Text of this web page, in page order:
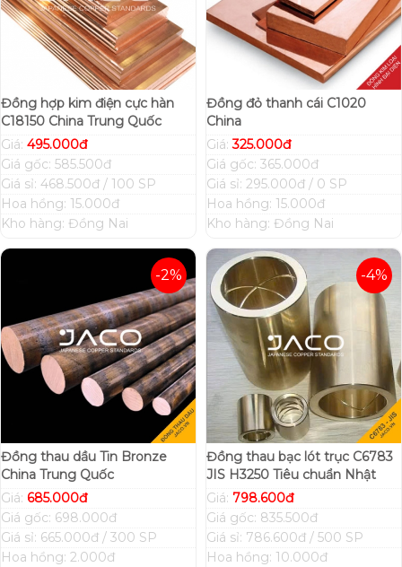
Đồng hợp kim điện cực hàn
C18150 China Trung Quốc
Giá: 495.000đ
Giá gốc: 585.500đ
Giá sỉ: 468.500đ / 100 SP
Hoa hồng: 15.000đ
Kho hàng: Đồng Nai
Đồng đỏ thanh cái C1020
China
Giá:325.000đ
Giá gốc: 365.000đ
Giá sỉ: 295.000đ / 0 SP
Hoa hồng: 15.000đ
Kho hàng: Đồng Nai
-2%
Đồng thau dầu Tin Bronze
China Trung Quốc
Giá: 685.000đ
Giá gốc: 698.000đ
Giá sỉ: 665.000đ / 300 SP
Hoa hồng: 2.000đ
-4%
Đồng thau bạc lót trục C6783
JIS H3250 Tiêu chuẩn Nhật
Giá: 798.600đ
Giá gốc: 835.500đ
Giá sỉ: 786.600đ / 500 SP
Hoa hồng: 10.000đ